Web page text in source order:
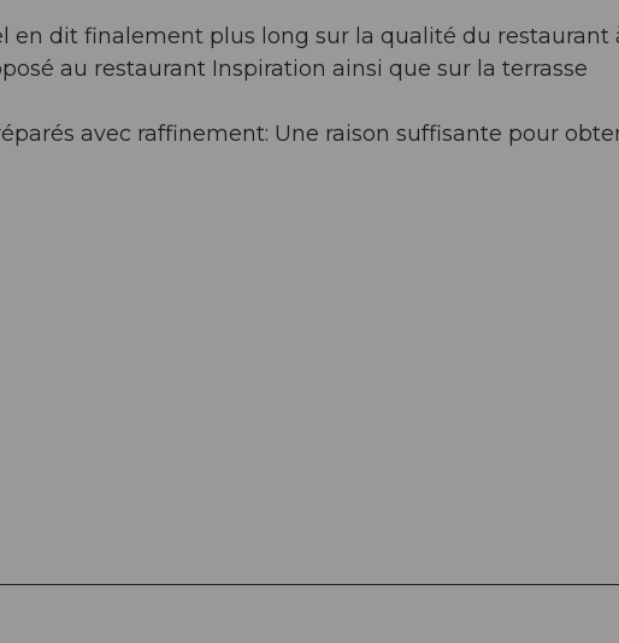
en dit finalement plus long sur la qualité du restaurant
au restaurant Inspiration ainsi que sur la terrasse
avec raffinement: Une raison suffisante pour